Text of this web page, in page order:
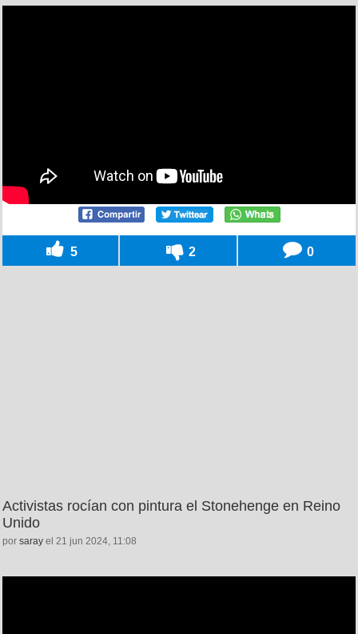
5 2 0
Activistas rocían con pintura el Stonehenge en Reino
Unido
por saray el 21 jun 2024, 11:08